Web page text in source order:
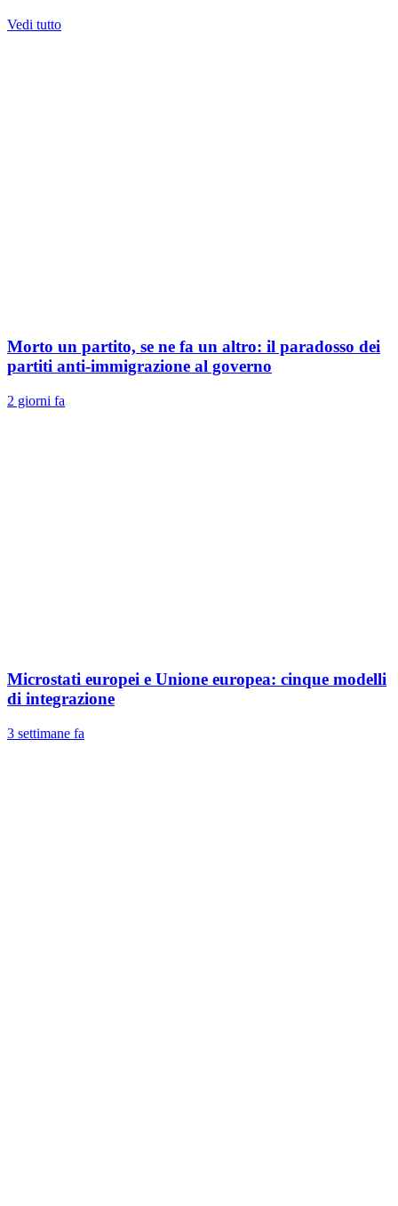
Vedi tutto
Morto un partito, se ne fa un altro: il paradosso dei
partiti anti-immigrazione al governo
2 giorni fa
Microstati europei e Unione europea: cinque modelli
di integrazione
3 settimane fa